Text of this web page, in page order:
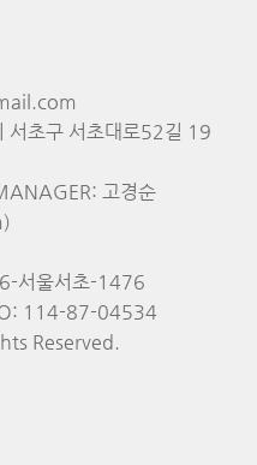
서초구 서초대로52길 19
고경순
서울서초-1476
114-87-04534
Reserved.